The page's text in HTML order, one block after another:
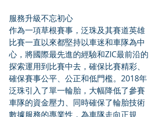
服務升級不忘初心
作為一項草根賽事，泛珠及其賽道英雄
比賽一直以來都堅持以車迷和車隊為中
心，將國際最先進的經驗和ZIC最前沿的
探索運用到比賽中去，確保比賽精彩、
確保賽事公平、公正和低門檻。2018年
泛珠引入了單一輪胎，大幅降低了參賽
車隊的資金壓力、同時確保了輪胎技術
數據服務的專業性，為車隊走向正規